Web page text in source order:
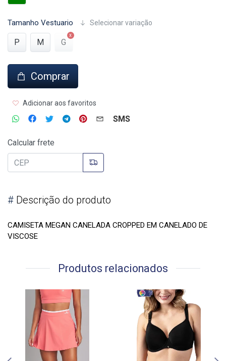
Tamanho Vestuario Selecionar variação
P M G
Comprar
Adicionar aos favoritos
SMS
Calcular frete
# Descrição do produto
CAMISETA MEGAN CANELADA CROPPED EM CANELADO DE
VISCOSE
Produtos relacionados